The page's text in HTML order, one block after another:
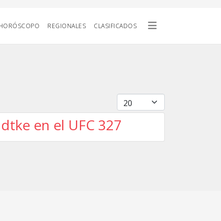
REGIONALES CLASIFICADOS
Cantidad
en el UFC 327